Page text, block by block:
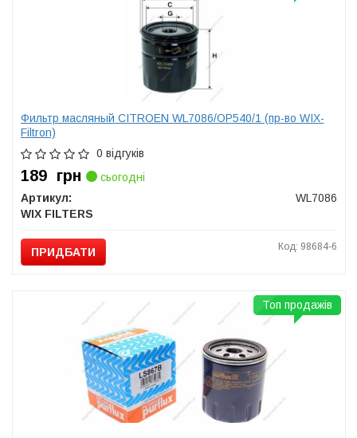
Фильтр масляный CITROEN WL7086/OP540/1 (пр-во WIX-
Filtron)
0 відгуків
189 грн
сьогодні
Артикул:
WL7086
WIX FILTERS
ПРИДБАТИ Код: 98684-6
Топ продажів